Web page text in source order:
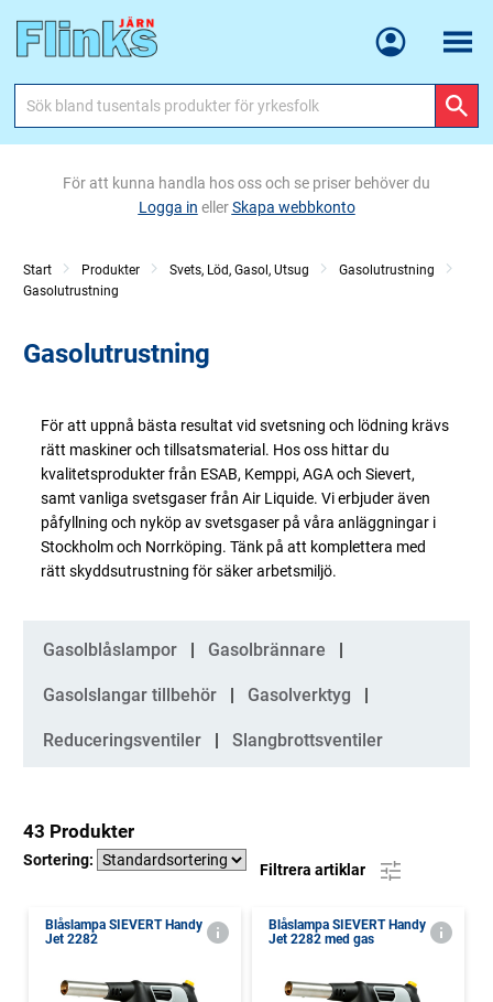
Meny
För att kunna handla hos oss och se priser behöver du
Logga in ellerSkapa webbkonto
Start Produkter Svets, Löd, Gasol, Utsug
Gasolutrustning
Gasolutrustning
Gasolutrustning
För att uppnå bästa resultat vid svetsning och lödning krävs
rätt maskiner och tillsatsmaterial. Hos oss hittar du
kvalitetsprodukter från ESAB, Kemppi, AGA och Sievert,
samt vanliga svetsgaser från Air Liquide. Vi erbjuder även
påfyllning och nyköp av svetsgaser på våra anläggningar i
Stockholm och Norrköping. Tänk på att komplettera med
rätt skyddsutrustning för säker arbetsmiljö.
Kategorier
Gasolblåslampor Gasolbrännare
Gasolslangar tillbehör Gasolverktyg
Reduceringsventiler Slangbrottsventiler
43 Produkter
Sortering:
Filtrera artiklar
Blåslampa SIEVERT Handy
Jet 2282
Blåslampa SIEVERT Handy
Jet 2282 med gas